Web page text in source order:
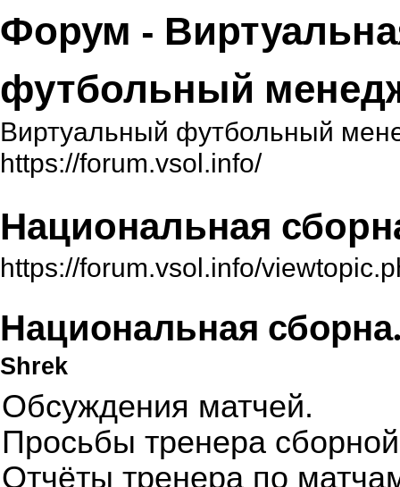
Форум -
футбольный
Виртуальный футбольный
https://forum.vsol.info/
Национальная
https://forum.vsol.info/
Национальная
Shrek
Обсуждения матчей.
Просьбы тренера
Отчёты тренера по